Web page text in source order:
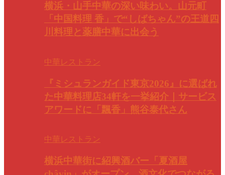
横浜・山手中華の深い味わい。山元町
「中国料理 香」で“しばちゃん”の王道四
川料理と薬膳中華に出会う
中華レストラン
『ミシュランガイド東京2026』に選ばれ
た中華料理店34軒を一挙紹介｜サービス
アワードに「飄香」熊谷泰代さん
中華レストラン
横浜中華街に紹興酒バー「夏酒屋